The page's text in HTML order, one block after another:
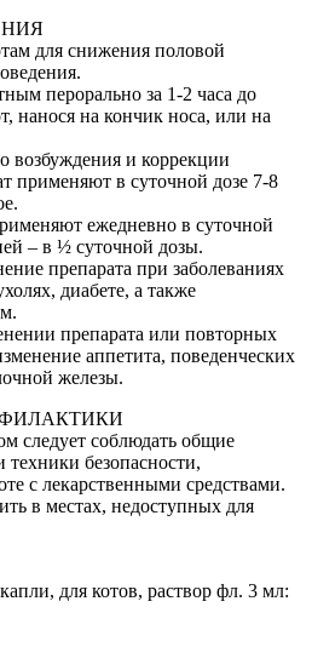
для снижения половой
перорально за 1-2 часа до
нанося на кончик носа, или на
возбуждения и коррекции
применяют в суточной дозе 7-8
ежедневно в суточной
– в ½ суточной дозы.
препарата при заболеваниях
диабете, а также
препарата или повторных
аппетита, поведенческих
железы.
следует соблюдать общие
безопасности,
с лекарственными средствами.
в местах, недоступных для
для котов, раствор фл. 3 мл: